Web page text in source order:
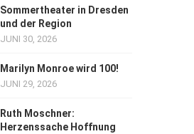
Sommertheater in Dresden
und der Region
JUNI 30, 2026
Marilyn Monroe wird 100!
JUNI 29, 2026
Ruth Moschner:
Herzenssache Hoffnung